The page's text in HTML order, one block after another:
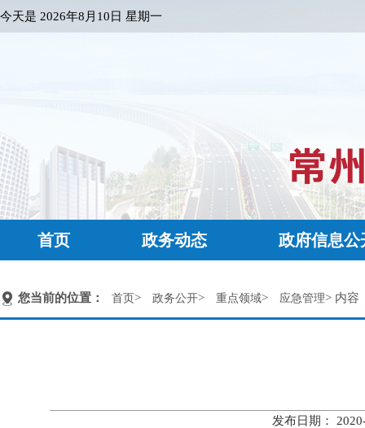
今天是 2026年8月10日 星期一
首页 政务动态 政府信息公
您当前的位置： 首页> 政务公开> 重点领域> 应急管理> 内容
发布日期：